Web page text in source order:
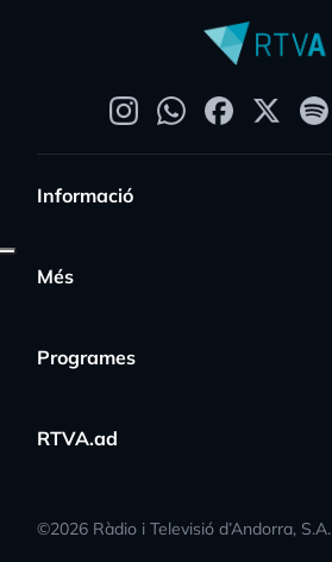
Informació
Més
Programes
RTVA.ad
©2026 Ràdio i Televisió d’Andorra, S.A.